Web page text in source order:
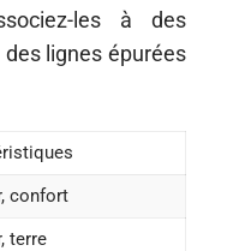
les à des
lignes épurées
confort
terre